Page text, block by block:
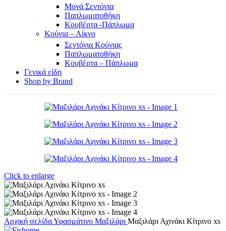
Μονά Σεντόνια
Παπλωματοθήκη
Κουβέρτα -Πάπλωμα
Κούνια – Λίκνο
Σεντόνια Κούνιας
Παπλωματοθήκη
Κουβέρτα – Πάπλωμα
Γενικά είδη
Shop by Brand
Click to enlarge
Αρχική σελίδαΥφασμάτινο Μαξιλάρι Μαξιλάρι Αχινάκι Κίτρινο xs